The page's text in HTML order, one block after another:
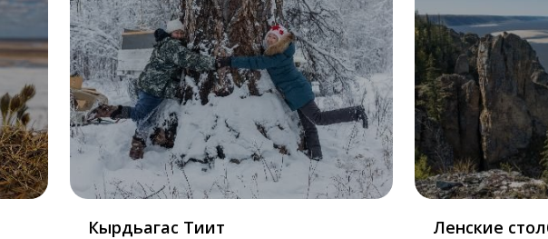
Кырдьагас Тиит Ленские